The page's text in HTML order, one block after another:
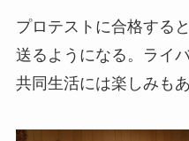
プロテストに合格する
送るようになる。ライ
共同生活には楽しみもあ